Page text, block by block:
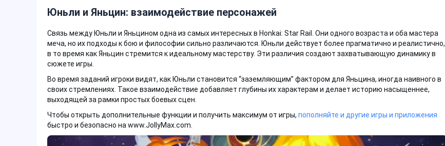
Юньли и Яньцин: взаимодействие персонажей
Связь между Юньли и Яньцином одна из самых интересных в Honkai: Star Rail. Они одного возраста и оба мастера
меча, но их подходы к бою и философии сильно различаются. Юньли действует более прагматично и реалистично,
в то время как Яньцин стремится к идеальному мастерству. Эти различия создают захватывающую динамику в
сюжете игры.
Во время заданий игроки видят, как Юньли становится “заземляющим” фактором для Яньцина, иногда наивного в
своих стремлениях. Такое взаимодействие добавляет глубины их характерам и делает историю насыщеннее,
выходящей за рамки простых боевых сцен.
Чтобы открыть дополнительные функции и получить максимум от игры, пополняйте и другие игры и приложения
быстро и безопасно на www.JollyMax.com.